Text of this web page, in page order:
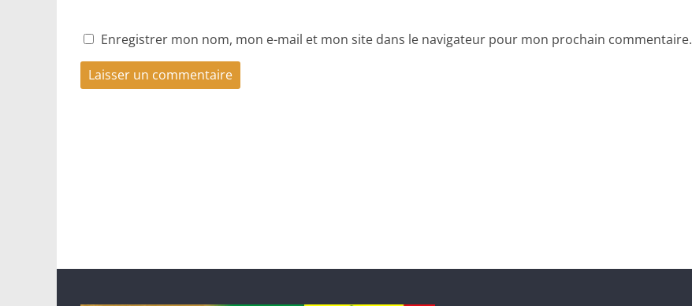
Enregistrer mon nom, mon e-mail et mon site dans le navigateur pour mon prochain commentaire.